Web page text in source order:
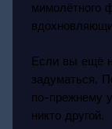
мимолётного
Если вы ещё
задуматься.
по-прежнему
никто другой.